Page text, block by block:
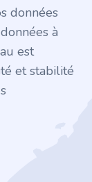
données
à
est
et stabilité